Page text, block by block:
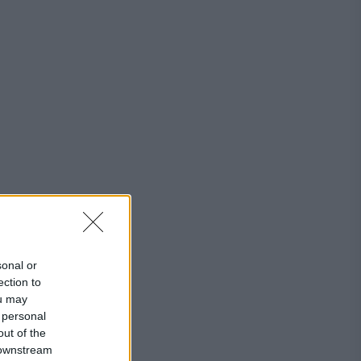
or
to
may
of the